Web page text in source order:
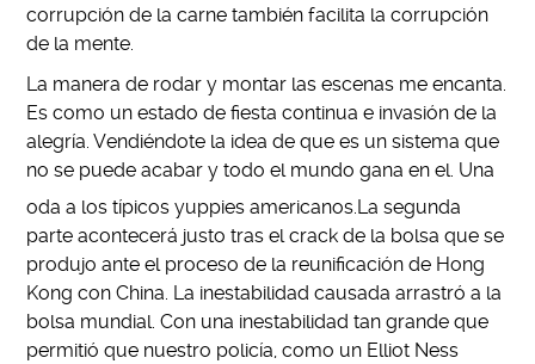
corrupción de la carne también facilita la corrupción
de la mente.
La manera de rodar y montar las escenas me encanta.
Es como un estado de fiesta continua e invasión de la
alegría. Vendiéndote la idea de que es un sistema que
no se puede acabar y todo el mundo gana en el. Una
oda a los típicos yuppies americanos.La segunda
parte acontecerá justo tras el crack de la bolsa que se
produjo ante el proceso de la reunificación de Hong
Kong con China. La inestabilidad causada arrastró a la
bolsa mundial. Con una inestabilidad tan grande que
permitió que nuestro policía, como un Elliot Ness